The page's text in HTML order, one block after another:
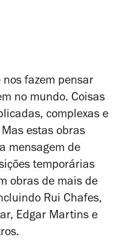
fazem pensar
no mundo. Coisas
complexas e
estas obras
mensagem de
temporárias
obras de mais de
Rui Chafes,
Edgar Martins e